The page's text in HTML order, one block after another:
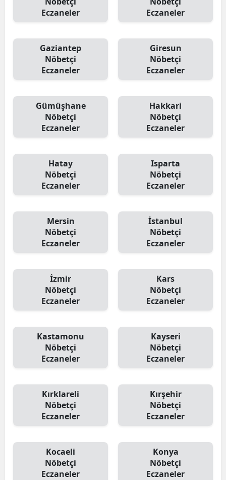
Eczaneler
Eczaneler
Gaziantep
Nöbetçi
Eczaneler
Giresun
Nöbetçi
Eczaneler
Gümüşhane
Nöbetçi
Eczaneler
Hakkari
Nöbetçi
Eczaneler
Hatay
Nöbetçi
Eczaneler
Isparta
Nöbetçi
Eczaneler
Mersin
Nöbetçi
Eczaneler
İstanbul
Nöbetçi
Eczaneler
İzmir
Nöbetçi
Eczaneler
Kars
Nöbetçi
Eczaneler
Kastamonu
Nöbetçi
Eczaneler
Kayseri
Nöbetçi
Eczaneler
Kırklareli
Nöbetçi
Eczaneler
Kırşehir
Nöbetçi
Eczaneler
Kocaeli
Nöbetçi
Eczaneler
Konya
Nöbetçi
Eczaneler